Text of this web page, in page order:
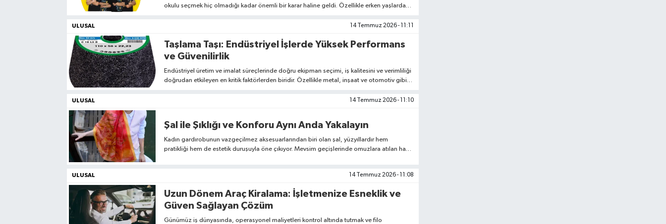
okulu seçmek hiç olmadığı kadar önemli bir karar haline geldi. Özellikle erken yaşlardan
destekleyecek bir eğitim kurumu arayan aileler, özel okul seçeneklerini yakından
ULUSAL 14 Temmuz 2026 - 11:11
Taşlama Taşı: Endüstriyel İşlerde Yüksek Performans
ve Güvenilirlik
Endüstriyel üretim ve imalat süreçlerinde doğru ekipman seçimi, iş kalitesini ve verimliliği
doğrudan etkileyen en kritik faktörlerden biridir. Özellikle metal, inşaat ve otomotiv gibi
ULUSAL 14 Temmuz 2026 - 11:10
Şal ile Şıklığı ve Konforu Aynı Anda Yakalayın
Kadın gardırobunun vazgeçilmez aksesuarlarından biri olan şal, yüzyıllardır hem
pratikliği hem de estetik duruşuyla öne çıkıyor. Mevsim geçişlerinde omuzlara atılan hafif
ULUSAL 14 Temmuz 2026 - 11:08
Uzun Dönem Araç Kiralama: İşletmenize Esneklik ve
Güven Sağlayan Çözüm
Günümüz iş dünyasında, operasyonel maliyetleri kontrol altında tutmak ve filo